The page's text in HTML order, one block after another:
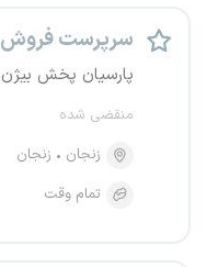
سرپرست فروش
پارسیان پخش بیژن
منقضی شده
زنجان
زنجان
تمام وقت